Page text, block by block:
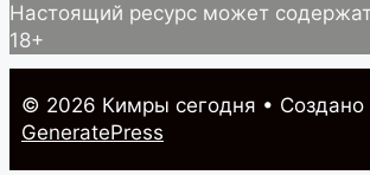
Настоящий ресурс может
18+
© 2026 Кимры cегодня •
GeneratePress